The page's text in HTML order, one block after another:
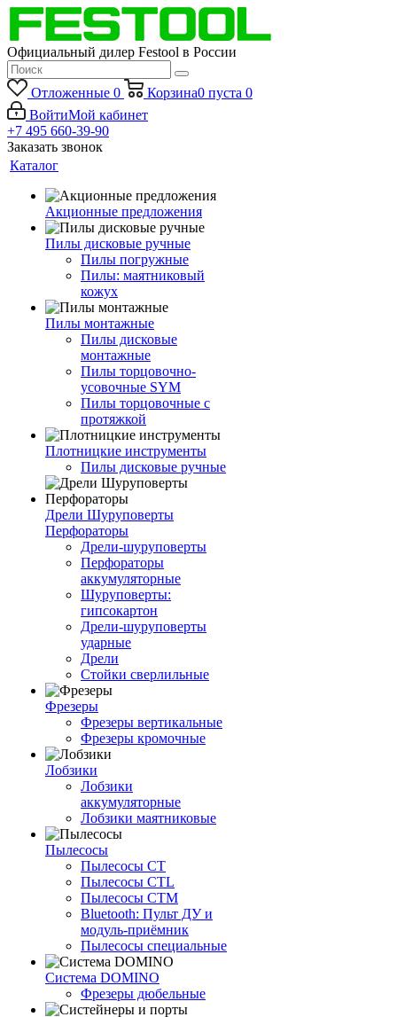
Официальный дилер Festool в России
Отложенные 0 Корзина0 пуста 0
ВойтиМой кабинет
+7 495 660-39-90
Заказать звонок
Каталог
Акционные предложения
Пилы дисковые ручные
Пилы погружные
Пилы: маятниковый
кожух
Пилы монтажные
Пилы дисковые
монтажные
Пилы торцовочно-
усовочные SYM
Пилы торцовочные с
протяжкой
Плотницкие инструменты
Пилы дисковые ручные
Дрели Шуруповерты
Перфораторы
Дрели-шуруповерты
Перфораторы
аккумуляторные
Шуруповерты:
гипсокартон
Дрели-шуруповерты
ударные
Дрели
Стойки сверлильные
Фрезеры
Фрезеры вертикальные
Фрезеры кромочные
Лобзики
Лобзики
аккумуляторные
Лобзики маятниковые
Пылесосы
Пылесосы CT
Пылесосы CTL
Пылесосы CTM
Bluetooth: Пульт ДУ и
модуль-приёмник
Пылесосы специальные
Система DOMINO
Фрезеры дюбельные